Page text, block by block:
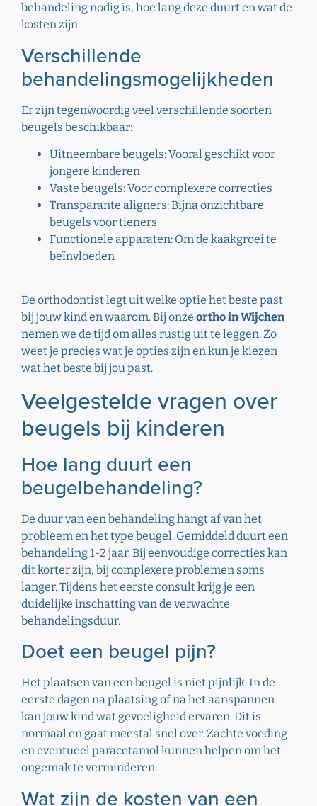
behandeling nodig is, hoe lang deze duurt en wat de
kosten zijn.
Verschillende
behandelingsmogelijkheden
Er zijn tegenwoordig veel verschillende soorten
beugels beschikbaar:
Uitneembare beugels: Vooral geschikt voor
jongere kinderen
Vaste beugels: Voor complexere correcties
Transparante aligners: Bijna onzichtbare
beugels voor tieners
Functionele apparaten: Om de kaakgroei te
beïnvloeden
De orthodontist legt uit welke optie het beste past
bij jouw kind en waarom. Bij onze ortho in Wijchen
nemen we de tijd om alles rustig uit te leggen. Zo
weet je precies wat je opties zijn en kun je kiezen
wat het beste bij jou past.
Veelgestelde vragen over
beugels bij kinderen
Hoe lang duurt een
beugelbehandeling?
De duur van een behandeling hangt af van het
probleem en het type beugel. Gemiddeld duurt een
behandeling 1-2 jaar. Bij eenvoudige correcties kan
dit korter zijn, bij complexere problemen soms
langer. Tijdens het eerste consult krijg je een
duidelijke inschatting van de verwachte
behandelingsduur.
Doet een beugel pijn?
Het plaatsen van een beugel is niet pijnlijk. In de
eerste dagen na plaatsing of na het aanspannen
kan jouw kind wat gevoeligheid ervaren. Dit is
normaal en gaat meestal snel over. Zachte voeding
en eventueel paracetamol kunnen helpen om het
ongemak te verminderen.
Wat zijn de kosten van een